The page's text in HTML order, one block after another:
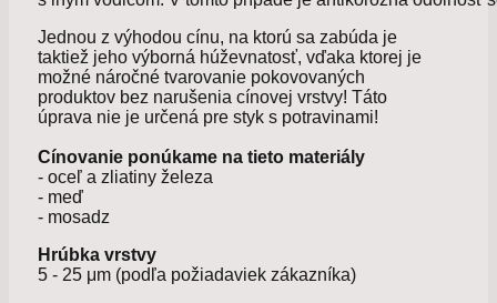
Jednou z výhodou cínu, na ktorú sa zabúda je
taktiež jeho výborná húževnatosť, vďaka ktorej je
možné náročné tvarovanie pokovovaných
produktov bez narušenia cínovej vrstvy! Táto
úprava nie je určená pre styk s potravinami!
Cínovanie ponúkame na tieto materiály
- oceľ a zliatiny železa
- meď
- mosadz
Hrúbka vrstvy
5 - 25 μm (podľa požiadaviek zákazníka)